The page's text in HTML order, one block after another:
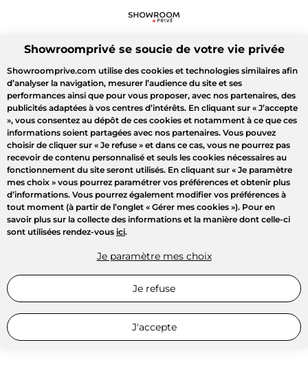
Showroomprivé se soucie de votre vie privée
Showroomprive.com utilise des cookies et technologies similaires afin
d’analyser la navigation, mesurer l’audience du site et ses
performances ainsi que pour vous proposer, avec nos partenaires, des
publicités adaptées à vos centres d’intérêts. En cliquant sur « J’accepte
», vous consentez au dépôt de ces cookies et notamment à ce que ces
informations soient partagées avec nos partenaires. Vous pouvez
choisir de cliquer sur « Je refuse » et dans ce cas, vous ne pourrez pas
recevoir de contenu personnalisé et seuls les cookies nécessaires au
fonctionnement du site seront utilisés. En cliquant sur « Je paramètre
mes choix » vous pourrez paramétrer vos préférences et obtenir plus
d’informations. Vous pourrez également modifier vos préférences à
tout moment (à partir de l’onglet « Gérer mes cookies »). Pour en
savoir plus sur la collecte des informations et la manière dont celle-ci
sont utilisées rendez-vous ici.
Je paramètre mes choix
Je refuse
J'accepte